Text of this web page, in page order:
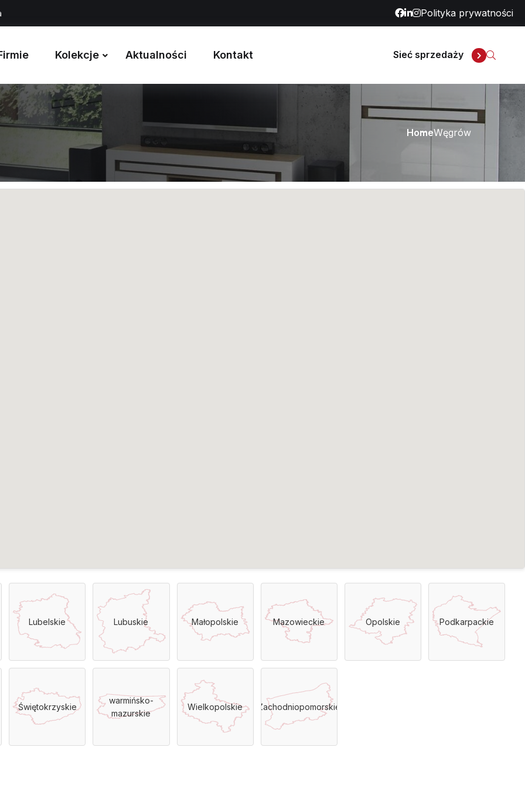
Polityka prywatności
Kolekcje Aktualności Kontakt Sieć sprzedaży
HomeWęgrów
Lubelskie Lubuskie Małopolskie Mazowieckie Opolskie Podkarpackie
Świętokrzyskie
warmińsko-
mazurskie
Wielkopolskie Zachodniopomorskie